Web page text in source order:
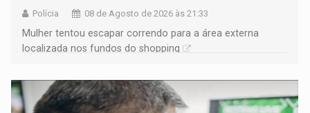
Polícia 08 de Agosto de 2026 às 21:33
Mulher tentou escapar correndo para a área externa
localizada nos fundos do shopping